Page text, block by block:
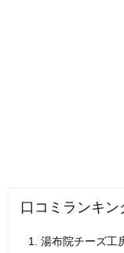
口コミランキン
湯布院チーズ工